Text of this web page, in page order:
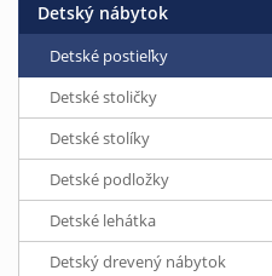
Detský nábytok
Detské postieľky
Detské stoličky
Detské stolíky
Detské podložky
Detské lehátka
Detský drevený nábytok